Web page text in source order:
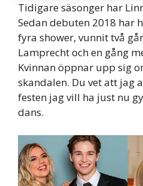
Tidigare säsonger har
Sedan debuten 2018 har
fyra shower, vunnit två
Lamprecht och en gång
Kvinnan öppnar upp sig
skandalen. Du vet att jag
festen jag vill ha just nu
dans.